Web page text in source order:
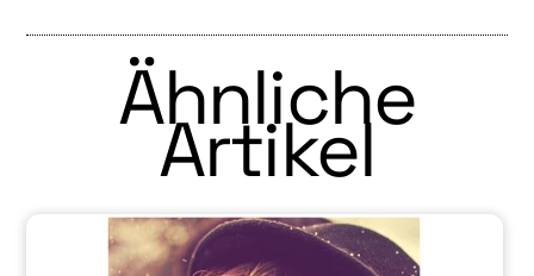
Ähnliche
Artikel